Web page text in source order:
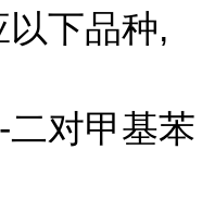
下品种,
对甲基苯